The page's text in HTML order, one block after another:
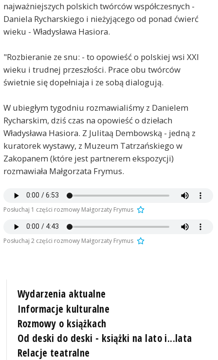
najważniejszych polskich twórców współczesnych -
Daniela Rycharskiego i nieżyjącego od ponad ćwierć
wieku - Władysława Hasiora.
"Rozbieranie ze snu: - to opowieść o polskiej wsi XXI
wieku i trudnej przeszłości. Prace obu twórców
świetnie się dopełniaja i ze sobą dialogują.
W ubiegłym tygodniu rozmawialiśmy z Danielem
Rycharskim, dziś czas na opowieść o dziełach
Władysława Hasiora. Z Julitaą Dembowską - jedną z
kuratorek wystawy, z Muzeum Tatrzańskiego w
Zakopanem (które jest partnerem ekspozycji)
rozmawiała Małgorzata Frymus.
Posłuchaj 1 części rozmowy Małgorzaty Frymus
Posłuchaj 2 części rozmowy Małgorzaty Frymus
Wydarzenia aktualne
Informacje kulturalne
Rozmowy o książkach
Od deski do deski - książki na lato i...lata
Relacje teatralne